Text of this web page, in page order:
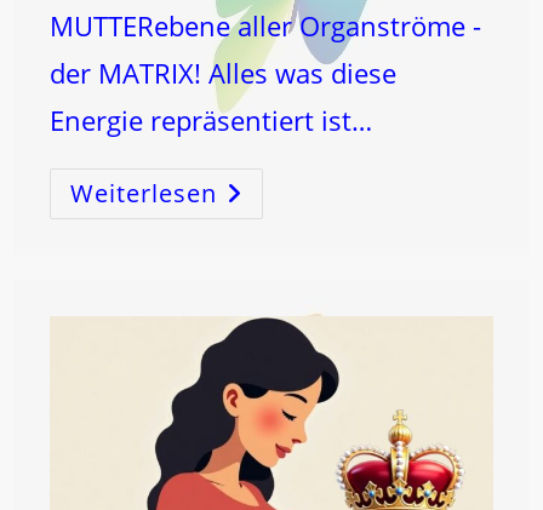
MUTTERebene aller Organströme -
der MATRIX! Alles was diese
Energie repräsentiert ist…
Weiterlesen STEINBOCK-
VOLLMOND
–